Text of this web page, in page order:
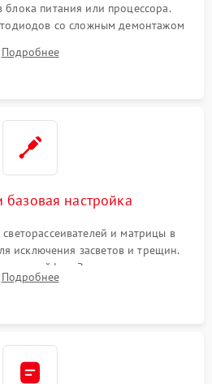
блока питания или процессора.
со сложным демонтажом
поврежденных дорожек,
памяти EEPROM
Подробнее
базовая настройка
и матрицы в
исключения засветов и трещин.
шлейфов. Закрытие корпуса.
программного обеспечения.
Подробнее